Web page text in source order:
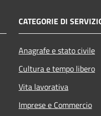
CATEGORIE DI
Anagrafe e stato civile
Cultura e tempo libero
Vita lavorativa
Imprese e Commercio